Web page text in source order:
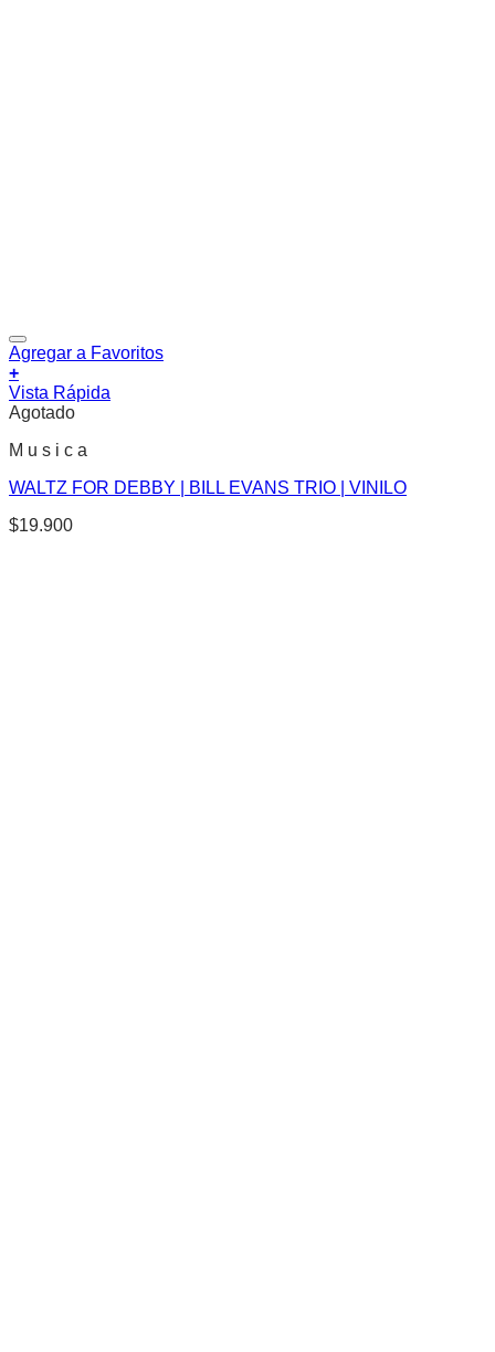
Agregar a Favoritos
+
Vista Rápida
Agotado
M u s i c a
WALTZ FOR DEBBY | BILL EVANS TRIO | VINILO
$19.900